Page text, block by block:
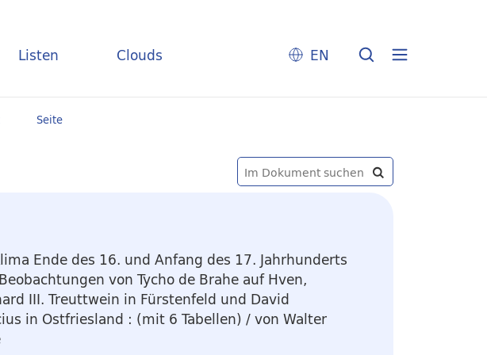
Listen Clouds EN
Seite
Ende des 16. und Anfang des 17. Jahrhunderts
von Tycho de Brahe auf Hven,
III. Treuttwein in Fürstenfeld und David
in Ostfriesland : (mit 6 Tabellen) / von Walter